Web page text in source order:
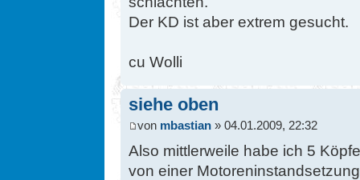
Der KD ist aber extrem gesucht.
cu Wolli
siehe oben
von mbastian » 04.01.2009, 22:32
Also mittlerweile habe ich 5
von einer